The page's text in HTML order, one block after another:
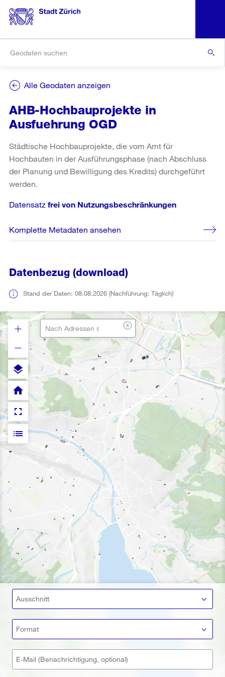
Alle Geodaten anzeigen
AHB-Hochbauprojekte in
Ausfuehrung OGD
Städtische Hochbauprojekte, die vom Amt für
Hochbauten in der Ausführungsphase (nach Abschluss
der Planung und Bewilligung des Kredits) durchgeführt
werden.
Datensatz frei von Nutzungsbeschränkungen
Komplette Metadaten ansehen
Datenbezug (download)
Stand der Daten: 08.08.2026 (Nachführung: Täglich)
layers
fullscreen
home
list
Ausschnitt
Format
E-Mail (Benachrichtigung, optional)